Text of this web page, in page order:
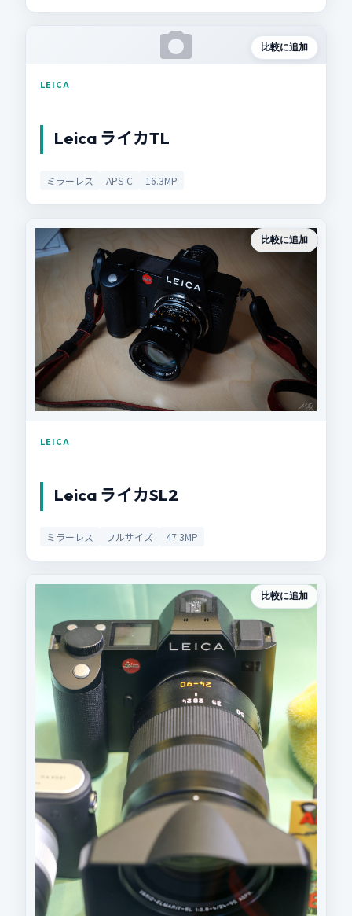
比較に追加
LEICA
Leica ライカTL
ミラーレス APS-C 16.3MP
比較に追加
LEICA
Leica ライカSL2
ミラーレス フルサイズ 47.3MP
比較に追加